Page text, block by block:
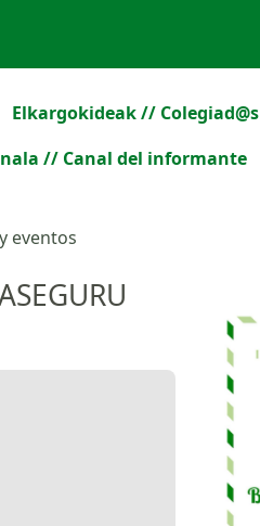
Elkargokideak // Colegiad@s
// Canal del informante
eventos